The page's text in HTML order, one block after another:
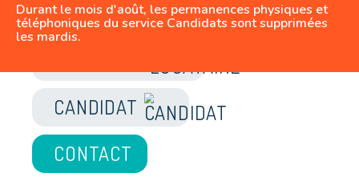
Durant le mois d'août, les permanences physiques et
téléphoniques du service Candidats sont supprimées
les mardis.JE SUIS
LOCATAIRE
CANDIDAT